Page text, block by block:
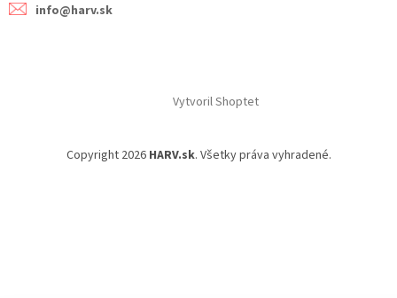
info@harv.sk
Vytvoril Shoptet
Copyright 2026 HARV.sk. Všetky práva vyhradené.